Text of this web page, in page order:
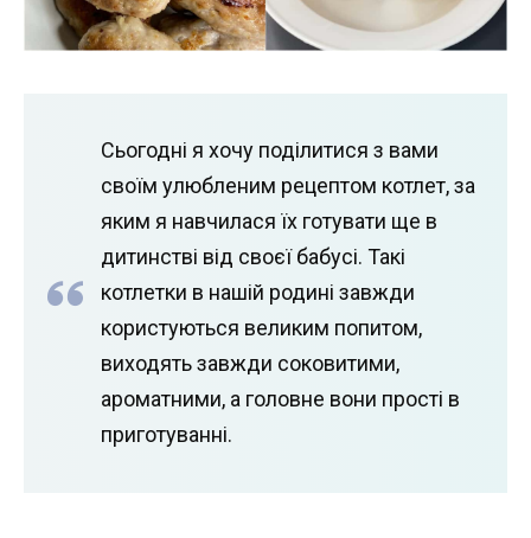
Сьогодні я хочу поділитися з вами
своїм улюбленим рецептом котлет, за
яким я навчилася їх готувати ще в
дитинстві від своєї бабусі. Такі
котлетки в нашій родині завжди
користуються великим попитом,
виходять завжди соковитими,
ароматними, а головне вони прості в
приготуванні.